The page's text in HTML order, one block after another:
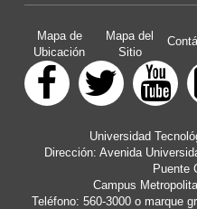
Mapa de
Ubicación
Mapa del
Sitio
Universidad
Dirección: Avenida
Puente
Campus
Teléfono: 560-3000 o marque